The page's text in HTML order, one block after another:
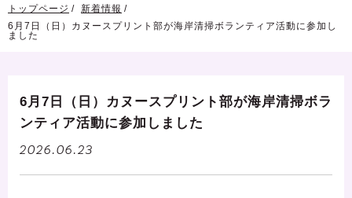
トップページ
新着情報
6月7日（日）カヌースプリント部が海岸清掃ボランティア活動に参加し
ました
6月7日（日）カヌースプリント部が海岸清掃ボラ
ンティア活動に参加しました
2026.06.23